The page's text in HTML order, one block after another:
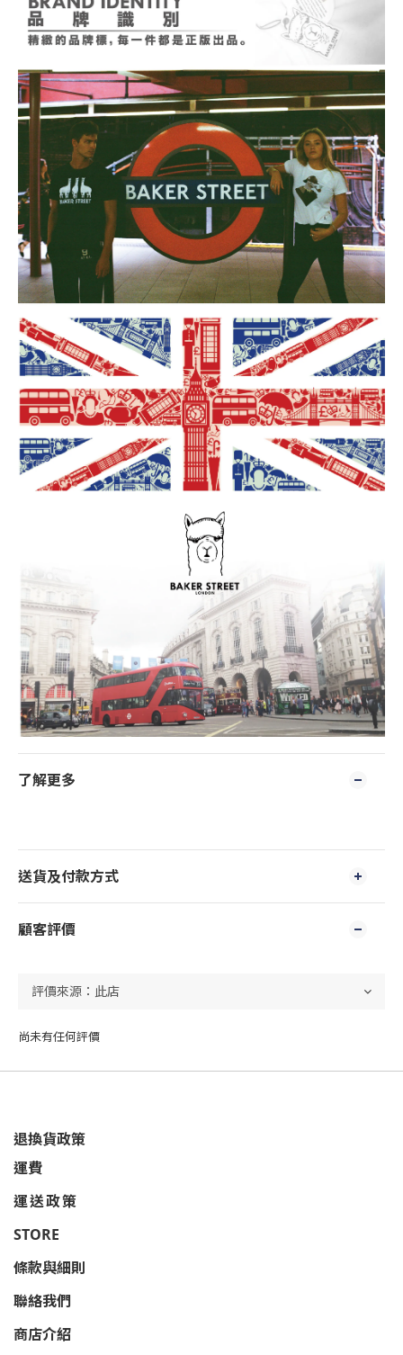
了解更多
送貨及付款方式
顧客評價
尚未有任何評價
退換貨政策
運費
運送政策
STORE
條款與細則
聯絡我們
商店介紹